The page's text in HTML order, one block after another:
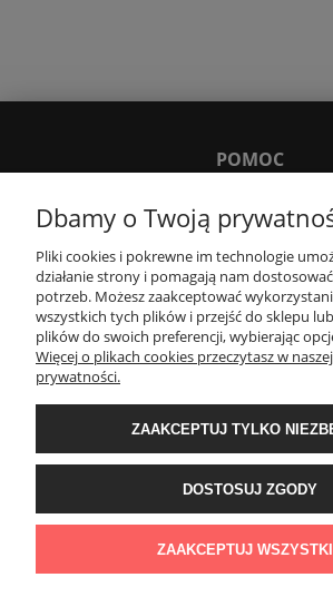
POMOC
MOJE KONTO
PŁATNOŚCI I
KONTAKT
Wyposażenie łazienek Łazienki.eco | Pawła 23,
sklep@lazienki.eco | Tel.: 600 012 164 lub 600
Stoń | NIP: 6312213594 | REGON:
Dbamy o Twoją
Pliki cookies i pokrewne im technologie
działanie strony i pomagają nam
potrzeb. Możesz zaakceptować
wszystkich tych plików i przejść do sklepu
plików do swoich preferencji, wybierając
Więcej o plikach cookies przeczytasz w
prywatności.
ZAAKCEPTUJ TYLKO
DOSTOSUJ ZGODY
ZAAKCEPTUJ